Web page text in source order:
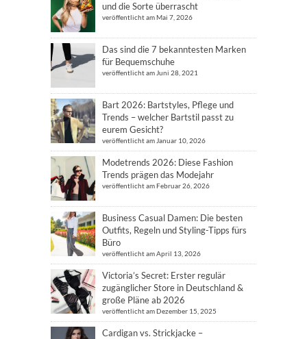
und die Sorte überrascht
veröffentlicht am Mai 7, 2026
Das sind die 7 bekanntesten Marken
für Bequemschuhe
veröffentlicht am Juni 28, 2021
Bart 2026: Bartstyles, Pflege und
Trends – welcher Bartstil passt zu
eurem Gesicht?
veröffentlicht am Januar 10, 2026
Modetrends 2026: Diese Fashion
Trends prägen das Modejahr
veröffentlicht am Februar 26, 2026
Business Casual Damen: Die besten
Outfits, Regeln und Styling-Tipps fürs
Büro
veröffentlicht am April 13, 2026
Victoria’s Secret: Erster regulär
zugänglicher Store in Deutschland &
große Pläne ab 2026
veröffentlicht am Dezember 15, 2025
Cardigan vs. Strickjacke –